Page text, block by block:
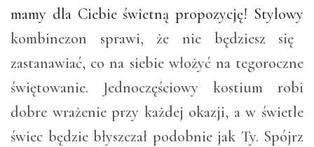
mamy dla Ciebie świetną propozycję! Stylowy
kombinezon sprawi, że nie będziesz się
zastanawiać, co na siebie włożyć na tegoroczne
świętowanie. Jednoczęściowy kostium robi
dobre wrażenie przy każdej okazji, a w świetle
świec będzie błyszczał podobnie jak Ty. Spójrz